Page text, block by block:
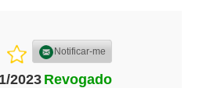
Notificar-me
2023 Revogado